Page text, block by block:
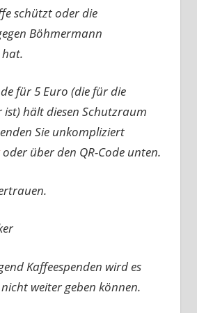
schützt oder die
Böhmermann
für 5 Euro (die für die
ist) hält diesen Schutzraum
Sie unkompliziert
oder über den QR-Code unten.
Kaffeespenden wird es
weiter geben können.